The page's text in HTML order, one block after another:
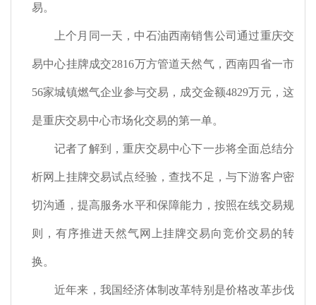
易。
上个月同一天，中石油西南销售公司通过重庆交
易中心挂牌成交2816万方管道天然气，西南四省一市
56家城镇燃气企业参与交易，成交金额4829万元，这
是重庆交易中心市场化交易的第一单。
记者了解到，重庆交易中心下一步将全面总结分
析网上挂牌交易试点经验，查找不足，与下游客户密
切沟通，提高服务水平和保障能力，按照在线交易规
则，有序推进天然气网上挂牌交易向竞价交易的转
换。
近年来，我国经济体制改革特别是价格改革步伐